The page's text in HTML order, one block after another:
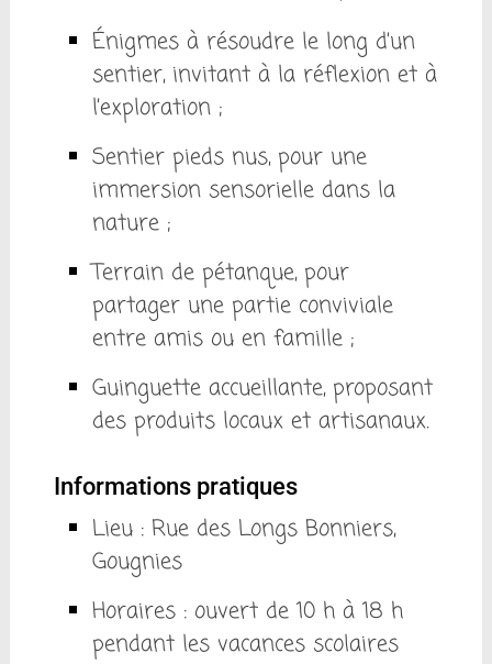
Énigmes à résoudre le long d’un
sentier, invitant à la réflexion et à
l’exploration ;
Sentier pieds nus, pour une
immersion sensorielle dans la
nature ;
Terrain de pétanque, pour
partager une partie conviviale
entre amis ou en famille ;
Guinguette accueillante, proposant
des produits locaux et artisanaux.
Informations pratiques
Lieu : Rue des Longs Bonniers,
Gougnies
Horaires : ouvert de 10 h à 18 h
pendant les vacances scolaires